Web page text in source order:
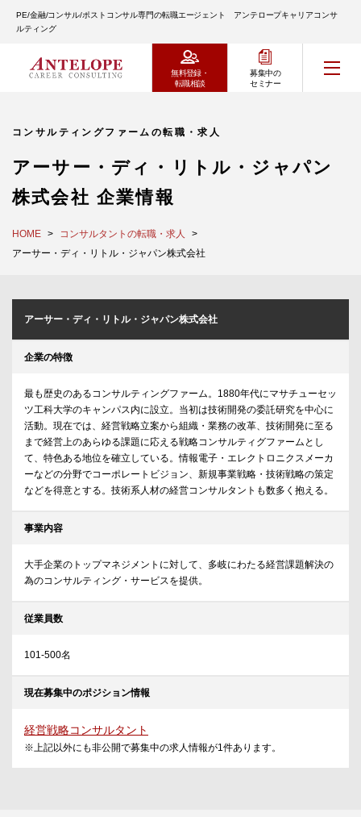
PE/金融/コンサル/ポストコンサル専門の転職エージェント アンテロープキャリアコンサ
ルティング
無料登録・
転職相談
募集中の
セミナー
コンサルティングファームの転職・求人
アーサー・ディ・リトル・ジャパン
株式会社 企業情報
HOME
コンサルタントの転職・求人
アーサー・ディ・リトル・ジャパン株式会社
アーサー・ディ・リトル・ジャパン株式会社
企業の特徴
最も歴史のあるコンサルティングファーム。1880年代にマサチューセッ
ツ工科大学のキャンパス内に設立。当初は技術開発の委託研究を中心に
活動。現在では、経営戦略立案から組織・業務の改革、技術開発に至る
まで経営上のあらゆる課題に応える戦略コンサルティグファームとし
て、特色ある地位を確立している。情報電子・エレクトロニクスメーカ
ーなどの分野でコーポレートビジョン、新規事業戦略・技術戦略の策定
などを得意とする。技術系人材の経営コンサルタントも数多く抱える。
事業内容
大手企業のトップマネジメントに対して、多岐にわたる経営課題解決の
為のコンサルティング・サービスを提供。
従業員数
101-500名
現在募集中のポジション情報
経営戦略コンサルタント
※上記以外にも非公開で募集中の求人情報が1件あります。